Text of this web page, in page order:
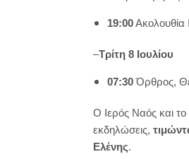
19:00Ακολουθία
–Τρίτη 8 Ιουλίου
07:30Όρθρος,
Ο Ιερός Ναός και
εκδηλώσεις,
Ελένης.